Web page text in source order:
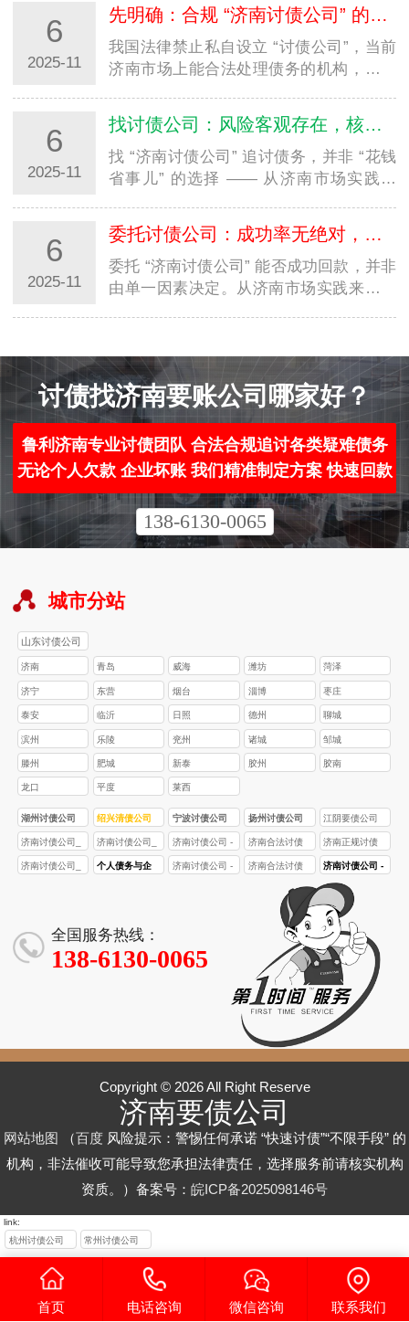
明确告知、定价合理、不强制绑定” 三大原则。正
规…6
2025-11
先明确：合规 “济南讨债公司” 的本质是合法债务处置机构
我国法律禁止私自设立 “讨债公司”，当前
济南市场上能合法处理债务的机构，多以
非标称 “济南讨债公司” 的非法组织）。这
类合规机构仅处理 “合法、可确权、有…
6
2025-11
找讨债公司：风险客观存在，核心是识别法律雷区
找 “济南讨债公司” 追讨债务，并非 “花钱
省事儿” 的选择 —— 从济南市场实践来
最终不仅未追回债务，还可能卷入法律纠
纷。需明确：我国《公司法》《治安管…
6
2025-11
委托讨债公司：成功率无绝对，关键看三大核心维度
委托 “济南讨债公司” 能否成功回款，并非
由单一因素决定。从济南市场实践来看，
“100% 成功” 为噱头误导消费者。需明…
讨债找济南要账公司哪家好？
鲁利济南专业讨债团队 合法合规追讨各类疑难债务
无论个人欠款 企业坏账 我们精准制定方案 快速回款
138-6130-0065
城市分站
山东讨债公司
济南 青岛 威海 潍坊 菏泽
济宁 东营 烟台 淄博 枣庄
泰安 临沂 日照 德州 聊城
滨州 乐陵 兖州 诸城 邹城
滕州 肥城 新泰 胶州 胶南
龙口 平度 莱西
湖州讨债公司 绍兴清债公司 宁波讨债公司 扬州讨债公司 江阴要债公司
济南讨债公司_
济南合法债务
济南讨债公司_
专业合法要债_
济南讨债公司 -
济南合法债务
济南合法讨债
公司_专业债务
人要债服务_高
效回款有保障
济南正规讨债
公司_合法债务
/ 个人坏账追讨
_10 年经验高
成功率
济南讨债公司_
/ 货款回收服务
个人债务与企
济南讨债公司 -
济南合法讨债
公司_专业债务
追讨 | 企业 / 个
人欠款回收_成
功率 90%+
济南讨债公司 -
专业合法债务
催收 | 企业 / 个
人欠款追回 - 济
南 XX 讨债服
务平台
全国服务热线：
138-6130-0065
Copyright © 2026 All Right Reserve
济南要债公司
网站地图 （百度风险提示：警惕任何承诺 “快速讨债”“不限手段” 的
机构，非法催收可能导致您承担法律责任，选择服务前请核实机构
资质。）备案号： 皖ICP备2025098146号
首页 电话咨询 微信咨询 联系我们
link:
杭州讨债公司
常州讨债公司